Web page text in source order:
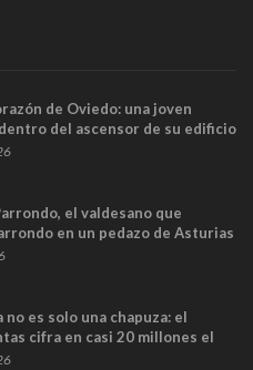
de Oviedo: una joven
del ascensor de su edificio
sus últimos minutos
el valdesano que
en un pedazo de Asturias
no es solo una chapuza: el
cifra en casi 20 millones el
trenes que no cabían por los